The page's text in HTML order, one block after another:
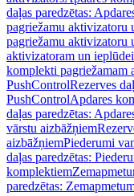
daļas paredzētas:
pagriežamu aktivizatoru
pagriežamu aktivizatoru
aktivizatoram un ieplūdei
komplekti pagriežamam
PushControlRezerves
PushControlApdares
daļas paredzētas:
vārstu aizbāžņiem
aizbāžņiemPiederumi
daļas paredzētas:
komplektiem
paredzētas: